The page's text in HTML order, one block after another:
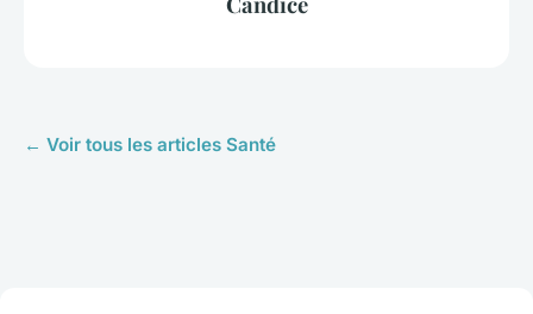
← Voir tous les articles Santé